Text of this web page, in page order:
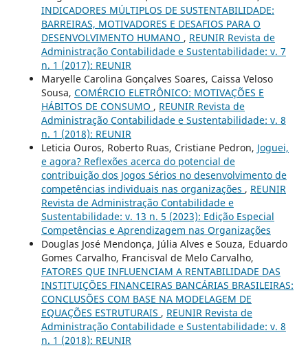
INDICADORES MÚLTIPLOS DE SUSTENTABILIDADE:
BARREIRAS, MOTIVADORES E DESAFIOS PARA O
DESENVOLVIMENTO HUMANO , REUNIR Revista de
Administração Contabilidade e Sustentabilidade: v. 7
n. 1 (2017): REUNIR
Maryelle Carolina Gonçalves Soares, Caissa Veloso
Sousa, COMÉRCIO ELETRÔNICO: MOTIVAÇÕES E
HÁBITOS DE CONSUMO , REUNIR Revista de
Administração Contabilidade e Sustentabilidade: v. 8
n. 1 (2018): REUNIR
Leticia Ouros, Roberto Ruas, Cristiane Pedron, Joguei,
e agora? Reflexões acerca do potencial de
contribuição dos Jogos Sérios no desenvolvimento de
competências individuais nas organizações , REUNIR
Revista de Administração Contabilidade e
Sustentabilidade: v. 13 n. 5 (2023): Edição Especial
Competências e Aprendizagem nas Organizações
Douglas José Mendonça, Júlia Alves e Souza, Eduardo
Gomes Carvalho, Francisval de Melo Carvalho,
FATORES QUE INFLUENCIAM A RENTABILIDADE DAS
INSTITUIÇÕES FINANCEIRAS BANCÁRIAS BRASILEIRAS:
CONCLUSÕES COM BASE NA MODELAGEM DE
EQUAÇÕES ESTRUTURAIS , REUNIR Revista de
Administração Contabilidade e Sustentabilidade: v. 8
n. 1 (2018): REUNIR